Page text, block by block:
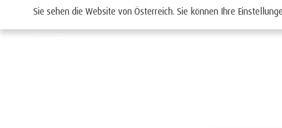
Sie sehen die Website von Österreich. Sie können Ihre